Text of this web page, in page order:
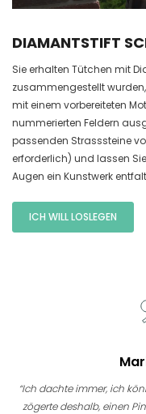
DIAMANTSTIFT
Sie erhalten Tütchen mit
zusammengestellt
mit einem vorbereiteten
nummerierten Feldern
passenden Strasssteine
erforderlich) und lassen
Augen ein Kunstwerk
ICH WILL LOSLEGEN
“Ich dachte immer, ich
zögerte deshalb, einen